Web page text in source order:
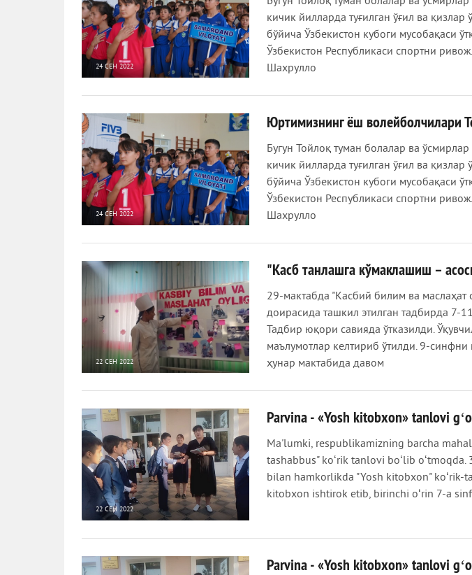
24 СЕН 2022
кичик йилларда туғилган ўғил ва
бўйича Ўзбекистон кубоги мусобақаси
Ўзбекистон Республикаси спортни
Шахрулло
24 СЕН 2022
Юртимизнинг ёш волейболчилари
Бугун Тойлоқ туман болалар ва
кичик йилларда туғилган ўғил ва
бўйича Ўзбекистон кубоги мусобақаси
Ўзбекистон Республикаси спортни
Шахрулло
22 СЕН 2022
"Касб танлашга кўмаклашиш –
29-мактабда "Касбий билим ва маслаҳат
доирасида ташкил этилган тадбирда 7-
Тадбир юқори савияда ўтказилди.
маълумотлар келтириб ўтилди. 9-
ҳунар мактабида давом
22 СЕН 2022
Parvina - «Yosh kitobxon» tanlovi
Ma'lumki, respublikamizning barcha
tashabbus" koʻrik tanlovi boʻlib
bilan hamkorlikda "Yosh kitobxon" koʻrik-
kitobxon ishtirok etib, birinchi oʻrin 7-a
Parvina - «Yosh kitobxon» tanlovi